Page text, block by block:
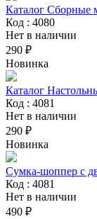
Каталог Сборные
Код : 4080
Нет в наличии
290 ₽
Новинка
Каталог
Код : 4081
Нет в наличии
290 ₽
Новинка
Сумка-шоппер с
Код : 4081
Нет в наличии
490 ₽